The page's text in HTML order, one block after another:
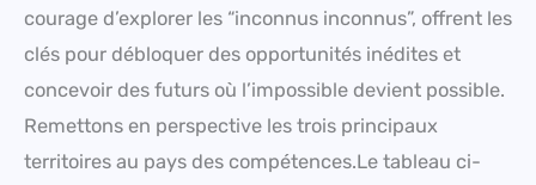
courage d’explorer les “inconnus inconnus”, offrent les
clés pour débloquer des opportunités inédites et
concevoir des futurs où l’impossible devient possible.
Remettons en perspective les trois principaux
territoires au pays des compétences.Le tableau ci-